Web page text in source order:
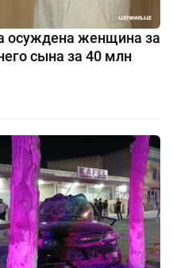
осуждена женщина за
сына за 40 млн